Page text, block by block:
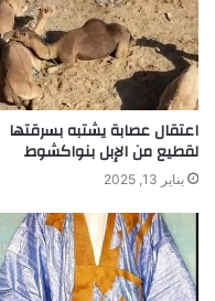
اعتقال عصابة يشتبه بسرقتها
لقطيع من الإبل بنواكشوط
يناير 13, 2025